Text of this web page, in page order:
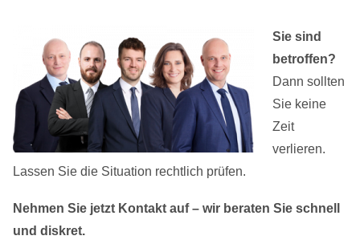
Sie sind
betroffen?
Dann sollten
Sie keine
Zeit
verlieren.
Lassen Sie die Situation rechtlich prüfen.
Nehmen Sie jetzt Kontakt auf – wir beraten Sie schnell
und diskret.